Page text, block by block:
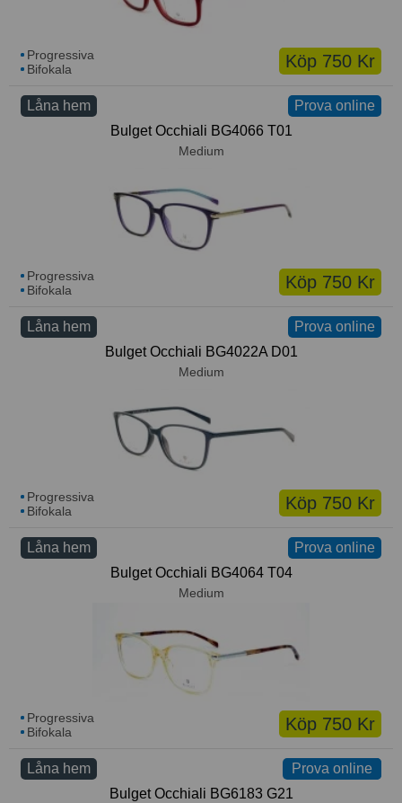
Köp 750 Kr
Progressiva
Bifokala
Prova online
Låna hem
Bulget Occhiali BG4066 T01
Medium
Köp 750 Kr
Progressiva
Bifokala
Prova online
Låna hem
Bulget Occhiali BG4022A D01
Medium
Köp 750 Kr
Progressiva
Bifokala
Prova online
Låna hem
Bulget Occhiali BG4064 T04
Medium
Köp 750 Kr
Progressiva
Bifokala
Prova online
Prova online
Låna hem
Bulget Occhiali BG6183 G21